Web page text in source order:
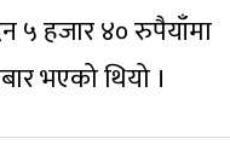
५ हजार ४० रुपैयाँमा
भएको थियो ।